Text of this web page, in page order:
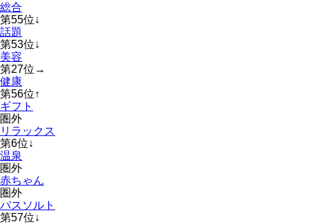
総合
第55位↓
話題
第53位↓
美容
第27位 →
健康
第56位↑
ギフト
圏外
リラックス
第6位↓
温泉
圏外
赤ちゃん
圏外
バスソルト
第57位↓